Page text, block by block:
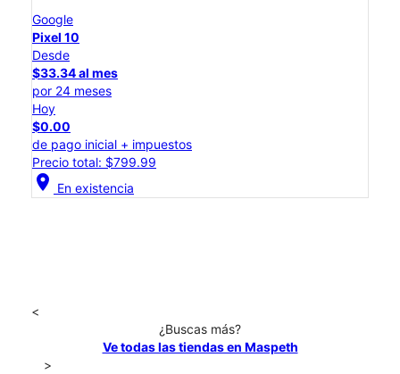
Google
Pixel 10
Desde
$33.34 al mes
por 24 meses
Hoy
$0.00
de pago inicial + impuestos
Precio total: $799.99
location_on En existencia
<
¿Buscas más?
Ve todas las tiendas en Maspeth
>